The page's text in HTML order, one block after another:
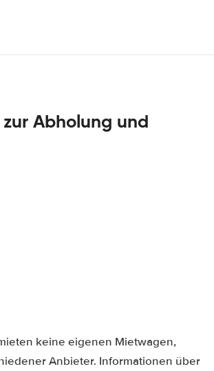
Abholung und
keine eigenen Mietwagen,
Anbieter. Informationen über